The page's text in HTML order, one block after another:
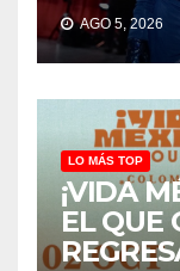
AGO 5, 2026
LO MÁS TOP
¡VIDA
EL QUE